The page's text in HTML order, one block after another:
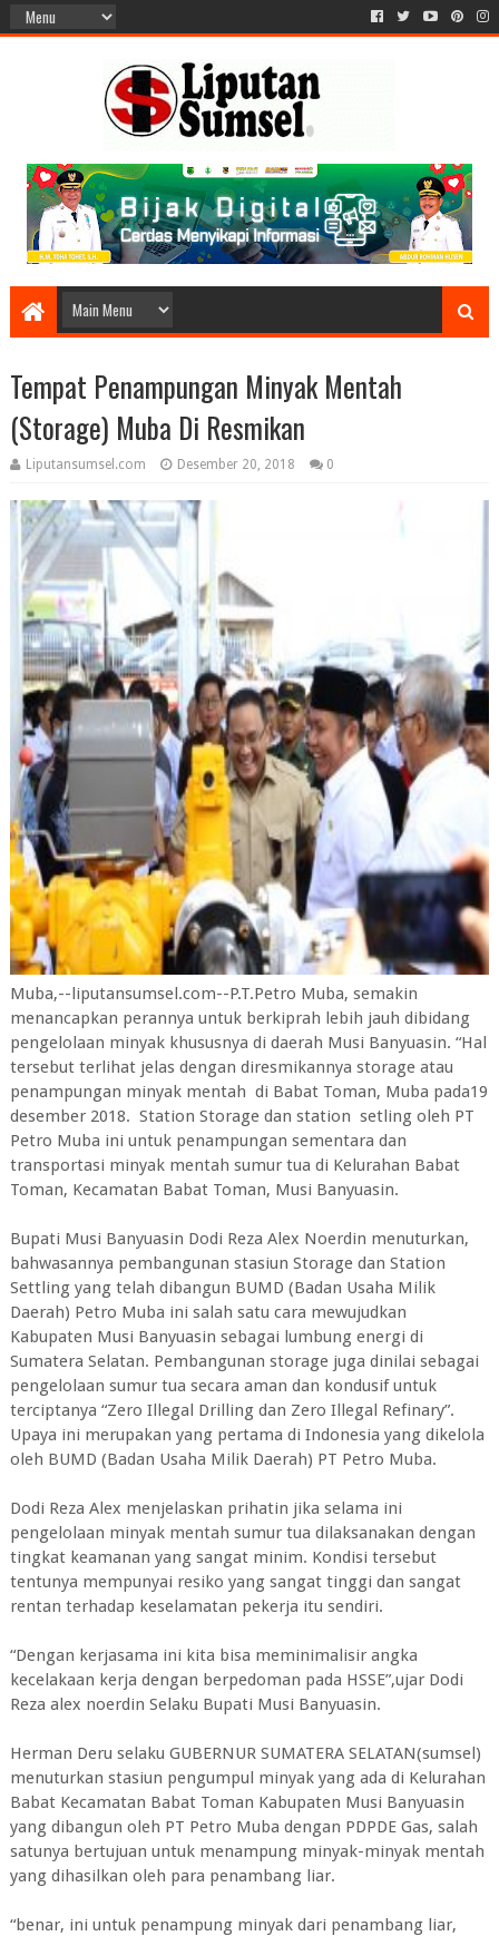
Tempat Penampungan Minyak Mentah
(Storage) Muba Di Resmikan
Liputansumsel.com Desember 20, 2018 0
Muba,--liputansumsel.com--P.T.Petro Muba, semakin
menancapkan perannya untuk berkiprah lebih jauh dibidang
pengelolaan minyak khususnya di daerah Musi Banyuasin. “Hal
tersebut terlihat jelas dengan diresmikannya storage atau
penampungan minyak mentah di Babat Toman, Muba pada19
desember 2018. Station Storage dan station setling oleh PT
Petro Muba ini untuk penampungan sementara dan
transportasi minyak mentah sumur tua di Kelurahan Babat
Toman, Kecamatan Babat Toman, Musi Banyuasin.
Bupati Musi Banyuasin Dodi Reza Alex Noerdin menuturkan,
bahwasannya pembangunan stasiun Storage dan Station
Settling yang telah dibangun BUMD (Badan Usaha Milik
Daerah) Petro Muba ini salah satu cara mewujudkan
Kabupaten Musi Banyuasin sebagai lumbung energi di
Sumatera Selatan. Pembangunan storage juga dinilai sebagai
pengelolaan sumur tua secara aman dan kondusif untuk
terciptanya “Zero Illegal Drilling dan Zero Illegal Refinary”.
Upaya ini merupakan yang pertama di Indonesia yang dikelola
oleh BUMD (Badan Usaha Milik Daerah) PT Petro Muba.
Dodi Reza Alex menjelaskan prihatin jika selama ini
pengelolaan minyak mentah sumur tua dilaksanakan dengan
tingkat keamanan yang sangat minim. Kondisi tersebut
tentunya mempunyai resiko yang sangat tinggi dan sangat
rentan terhadap keselamatan pekerja itu sendiri.
“Dengan kerjasama ini kita bisa meminimalisir angka
kecelakaan kerja dengan berpedoman pada HSSE”,ujar Dodi
Reza alex noerdin Selaku Bupati Musi Banyuasin.
Herman Deru selaku GUBERNUR SUMATERA SELATAN(sumsel)
menuturkan stasiun pengumpul minyak yang ada di Kelurahan
Babat Kecamatan Babat Toman Kabupaten Musi Banyuasin
yang dibangun oleh PT Petro Muba dengan PDPDE Gas, salah
satunya bertujuan untuk menampung minyak-minyak mentah
yang dihasilkan oleh para penambang liar.
“benar, ini untuk penampung minyak dari penambang liar,